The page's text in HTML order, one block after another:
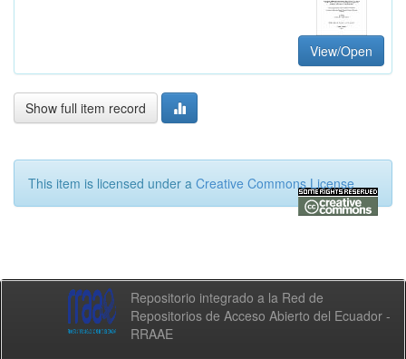
View/Open
Show full item record
This item is licensed under a Creative Commons License
Repositorio integrado a la Red de
Repositorios de Acceso Abierto del Ecuador -
RRAAE